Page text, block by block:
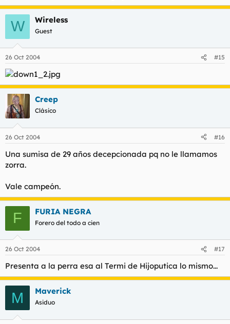
W Wireless
Guest
26 Oct 2004 #15
Creep
Clásico
26 Oct 2004 #16
Una sumisa de 29 años decepcionada pq no le llamamos
zorra.
Vale campeón.
F FURIA NEGRA
Forero del todo a cien
26 Oct 2004 #17
Presenta a la perra esa al Termi de Hijoputica lo mismo...
M Maverick
Asiduo